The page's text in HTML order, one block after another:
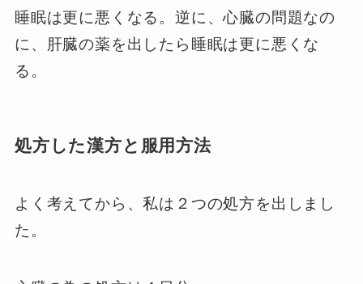
睡眠は更に悪くなる。逆に、心臓の問題なの
に、肝臓の薬を出したら睡眠は更に悪くな
る。
処方した漢方と服用方法
よく考えてから、私は２つの処方を出しまし
た。